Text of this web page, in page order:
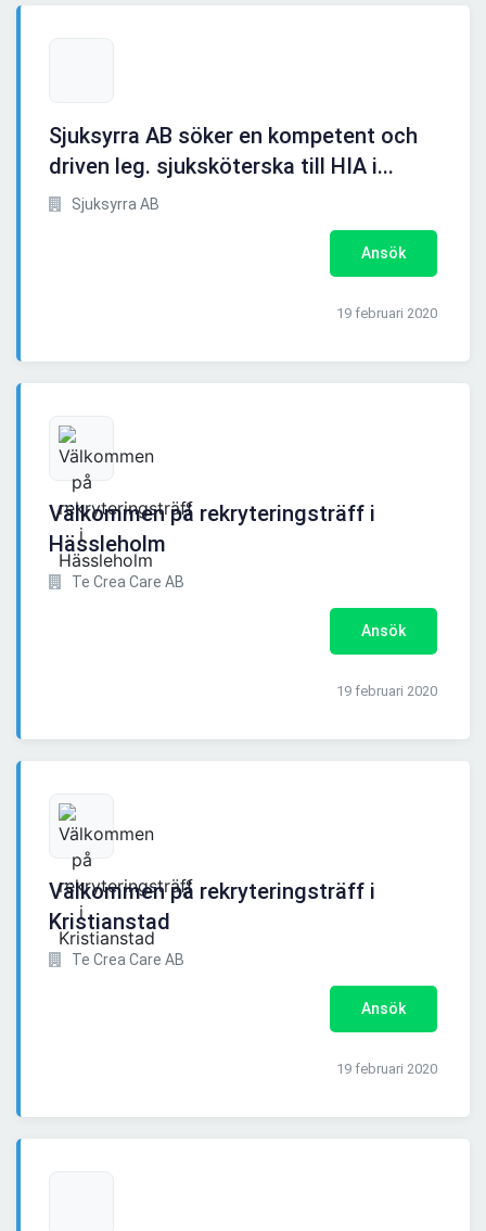
Sjuksyrra AB söker en kompetent och
driven leg. sjuksköterska till HIA i...
Sjuksyrra AB
Ansök
19 februari 2020
Välkommen på rekryteringsträff i
Hässleholm
Te Crea Care AB
Ansök
19 februari 2020
Välkommen på rekryteringsträff i
Kristianstad
Te Crea Care AB
Ansök
19 februari 2020